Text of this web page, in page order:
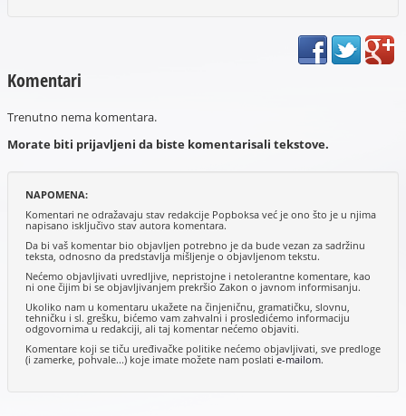
Komentari
Trenutno nema komentara.
Morate biti prijavljeni da biste komentarisali tekstove.
NAPOMENA:
Komentari ne odražavaju stav redakcije Popboksa već je ono što je u njima
napisano isključivo stav autora komentara.
Da bi vaš komentar bio objavljen potrebno je da bude vezan za sadržinu
teksta, odnosno da predstavlja mišljenje o objavljenom tekstu.
Nećemo objavljivati uvredljive, nepristojne i netolerantne komentare, kao
ni one čijim bi se objavljivanjem prekršio Zakon o javnom informisanju.
Ukoliko nam u komentaru ukažete na činjeničnu, gramatičku, slovnu,
tehničku i sl. grešku, bićemo vam zahvalni i prosledićemo informaciju
odgovornima u redakciji, ali taj komentar nećemo objaviti.
Komentare koji se tiču uređivačke politike nećemo objavljivati, sve predloge
(i zamerke, pohvale...) koje imate možete nam poslatie-mailom.